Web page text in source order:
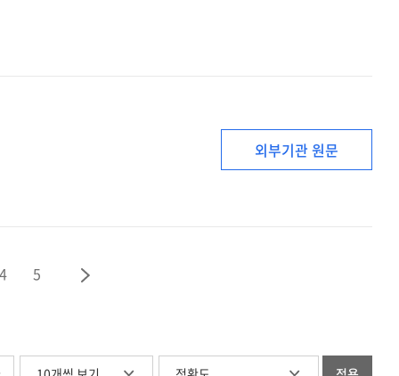
외부기관 원문
4 5